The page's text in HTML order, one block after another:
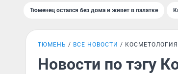
Тюменец остался без дома и живет в палатке
ТЮМЕНЬ ВСЕ НОВОСТИ КОСМЕТОЛОГИЯ
Новости по тэгу